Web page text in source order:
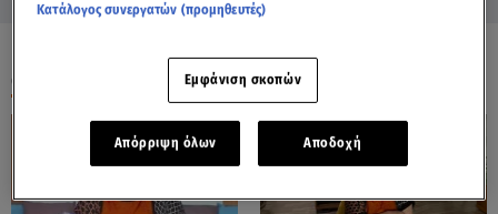
ΟΛΑ ΤΑ ΒΙΝΤΕΟ
Κατάλογος συνεργατών (προμηθευτές)
Εμφάνιση σκοπών
Απόρριψη όλων Αποδοχή